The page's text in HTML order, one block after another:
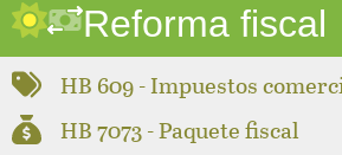
Reforma fiscal
HB 609 - Impuestos
HB 7073 - Paquete fiscal